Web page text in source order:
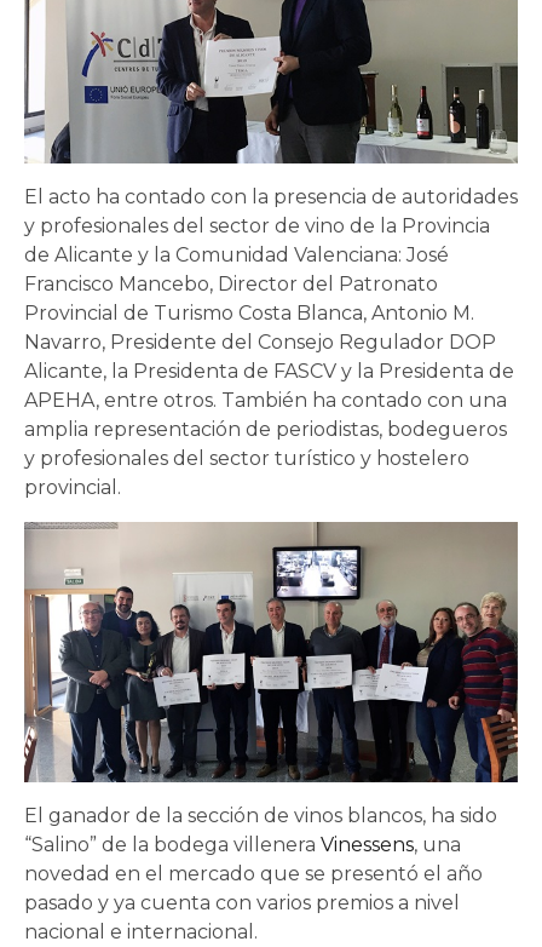
El acto ha contado con la presencia de autoridades
y profesionales del sector de vino de la Provincia
de Alicante y la Comunidad Valenciana: José
Francisco Mancebo, Director del Patronato
Provincial de Turismo Costa Blanca, Antonio M.
Navarro, Presidente del Consejo Regulador DOP
Alicante, la Presidenta de FASCV y la Presidenta de
APEHA, entre otros. También ha contado con una
amplia representación de periodistas, bodegueros
y profesionales del sector turístico y hostelero
provincial.
El ganador de la sección de vinos blancos, ha sido
“Salino” de la bodega villenera Vinessens, una
novedad en el mercado que se presentó el año
pasado y ya cuenta con varios premios a nivel
nacional e internacional.